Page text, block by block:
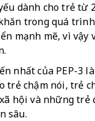
dành cho trẻ
trong quá
mạnh mẽ, vì vậy
nhất của PEP-3
trẻ chậm nói,
hội và những
sâu.